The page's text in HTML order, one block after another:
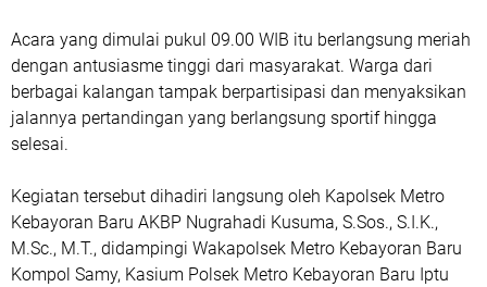
Acara yang dimulai pukul 09.00 WIB itu berlangsung meriah
dengan antusiasme tinggi dari masyarakat. Warga dari
berbagai kalangan tampak berpartisipasi dan menyaksikan
jalannya pertandingan yang berlangsung sportif hingga
selesai.
Kegiatan tersebut dihadiri langsung oleh Kapolsek Metro
Kebayoran Baru AKBP Nugrahadi Kusuma, S.Sos., S.I.K.,
M.Sc., M.T., didampingi Wakapolsek Metro Kebayoran Baru
Kompol Samy, Kasium Polsek Metro Kebayoran Baru Iptu